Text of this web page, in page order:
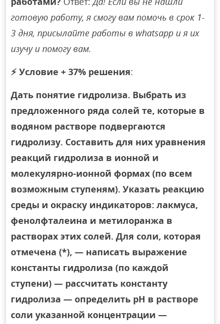
готовую работу, я смогу вам помочь в срок 1-
3 дня, присылайте работы в whatsapp и я их
изучу и помогу вам.
⚡ Условие + 37% решения:
Дать понятие гидролиза. Выбрать из
предложенного ряда солей те, которые в
водяном растворе подвергаются
гидролизу. Составить для них уравнения
реакций гидролиза в ионной и
молекулярно-ионной формах (по всем
возможным ступеням). Указать реакцию
среды и окраску индикаторов: лакмуса,
фенолфталеина и метилоранжа в
растворах этих солей. Для соли, которая
отмечена (*), — написать выражение
константы гидролиза (по каждой
ступени) — рассчитать константу
гидролиза — определить рН в растворе
соли указанной концентрации —